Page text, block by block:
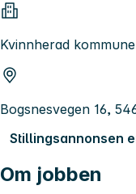
Kvinnherad
Bogsnesvegen 16,
Stillingsannonsen
Om jobben